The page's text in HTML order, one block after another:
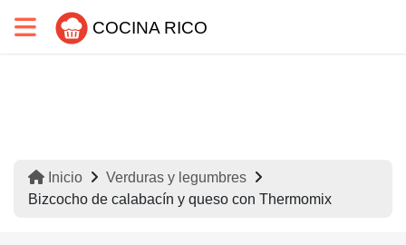
COCINA RICO
Inicio
Verduras y legumbres
Bizcocho de calabacín y queso con Thermomix